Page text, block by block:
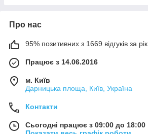
Про нас
95% позитивних з 1669 відгуків за рік
Працює з 14.06.2016
м. Київ
Дарницька площа, Київ, Україна
Контакти
Сьогодні працює з 09:00 до 18:00